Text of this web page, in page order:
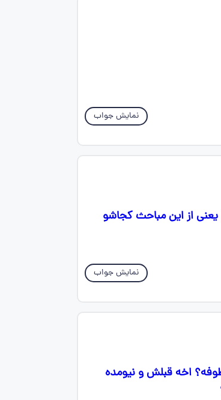
نمایش جواب
از این مباحث کجاشو
نمایش جواب
اخه قبلش و نیومده